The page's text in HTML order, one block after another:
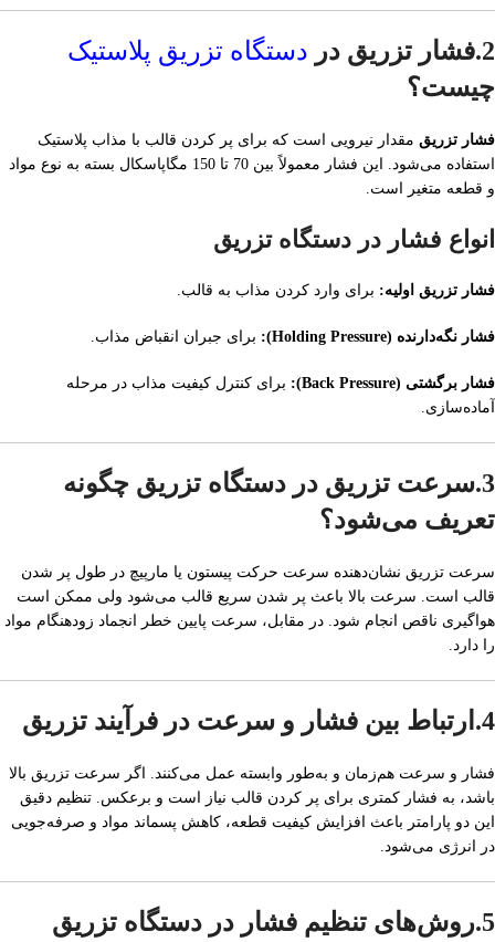
2.فشار تزریق در
دستگاه تزریق پلاستیک
چیست؟
فشار تزریق مقدار نیرویی است که برای پر کردن قالب با مذاب پلاستیک
استفاده می‌شود. این فشار معمولاً بین 70 تا 150 مگاپاسکال بسته به نوع مواد
و قطعه متغیر است.
انواع فشار در دستگاه تزریق
فشار تزریق اولیه: برای وارد کردن مذاب به قالب.
فشار نگه‌دارنده (Holding Pressure): برای جبران انقباض مذاب.
فشار برگشتی (Back Pressure):
برای کنترل کیفیت مذاب در مرحله
آماده‌سازی.
3.سرعت تزریق در دستگاه تزریق چگونه
تعریف می‌شود؟
سرعت تزریق نشان‌دهنده سرعت حرکت پیستون یا مارپیچ در طول پر شدن
قالب است. سرعت بالا باعث پر شدن سریع قالب می‌شود ولی ممکن است
هواگیری ناقص انجام شود. در مقابل، سرعت پایین خطر انجماد زودهنگام مواد
را دارد.
4.ارتباط بین فشار و سرعت در فرآیند تزریق
فشار و سرعت هم‌زمان و به‌طور وابسته عمل می‌کنند. اگر سرعت تزریق بالا
باشد، به فشار کمتری برای پر کردن قالب نیاز است و برعکس. تنظیم دقیق
این دو پارامتر باعث افزایش کیفیت قطعه، کاهش پسماند مواد و صرفه‌جویی
در انرژی می‌شود.
5.روش‌های تنظیم فشار در دستگاه تزریق